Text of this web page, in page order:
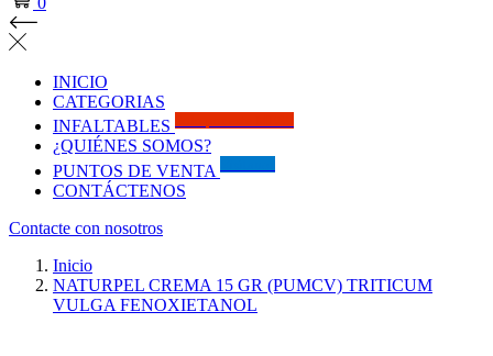
INICIO
CATEGORIAS
INFALTABLES
¿QUIÉNES SOMOS?
PUNTOS DE VENTA
CONTÁCTENOS
Contacte con nosotros
Inicio
NATURPEL CREMA 15 GR (PUMCV) TRITICUM
VULGA FENOXIETANOL